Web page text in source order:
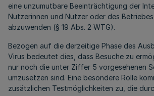
eine unzumutbare Beeinträchtigung der
Nutzerinnen und Nutzer oder des
abzuwenden (§ 19 Abs. 2 WTG).
Bezogen auf die derzeitige Phase des
Virus bedeutet dies, dass Besuche zu
nur noch die unter Ziffer 5 vorgesehenen
umzusetzen sind. Eine besondere Rolle
zusätzlichen Testmöglichkeiten zu, die